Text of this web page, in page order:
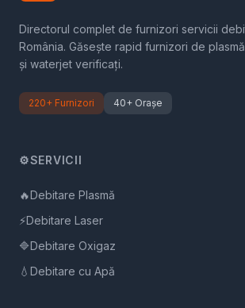
Directorul complet de furnizori servicii
România. Găsește rapid furnizori de
și waterjet verificați.
220+ Furnizori 40+ Orașe
⚙️SERVICII
🔥Debitare Plasmă
⚡Debitare Laser
🔷Debitare Oxigaz
💧 Debitare cu Apă